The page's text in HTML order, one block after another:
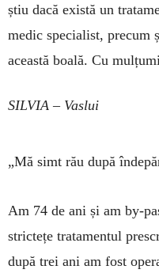
știu dacă exis­tă un
medic specialist, pre­cum
această boa­lă. Cu
SILVIA – Vaslui
„Mă simt rău după
Am 74 de ani și am by-
strictețe tratamentul
după trei ani am fost